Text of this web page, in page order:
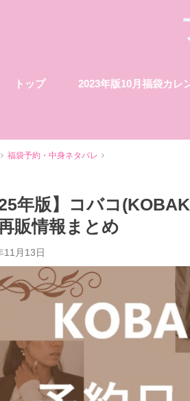
トップ 2023年版10月福袋カレ
福袋予約・中身ネタバレ
年版】コバコ
販情報まとめ
11月13日